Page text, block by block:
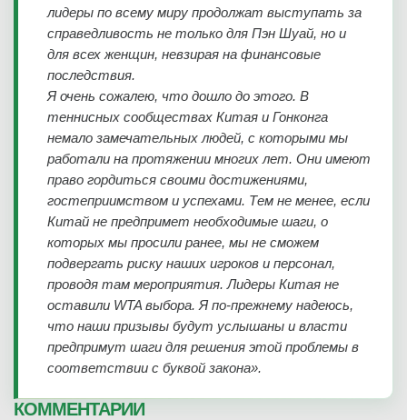
лидеры по всему миру продолжат выступать за
справедливость не только для Пэн Шуай, но и
для всех женщин, невзирая на финансовые
последствия.
Я очень сожалею, что дошло до этого. В
теннисных сообществах Китая и Гонконга
немало замечательных людей, с которыми мы
работали на протяжении многих лет. Они имеют
право гордиться своими достижениями,
гостеприимством и успехами. Тем не менее, если
Китай не предпримет необходимые шаги, о
которых мы просили ранее, мы не сможем
подвергать риску наших игроков и персонал,
проводя там мероприятия. Лидеры Китая не
оставили WTA выбора. Я по-прежнему надеюсь,
что наши призывы будут услышаны и власти
предпримут шаги для решения этой проблемы в
соответствии с буквой закона».
КОММЕНТАРИИ